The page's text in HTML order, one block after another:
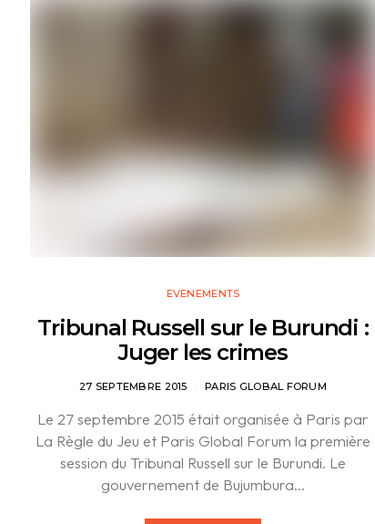
EVENEMENTS
Tribunal Russell sur le Burundi :
Juger les crimes
27 SEPTEMBRE 2015 PARIS GLOBAL FORUM
Le 27 septembre 2015 était organisée à Paris par
La Règle du Jeu et Paris Global Forum la première
session du Tribunal Russell sur le Burundi. Le
gouvernement de Bujumbura…